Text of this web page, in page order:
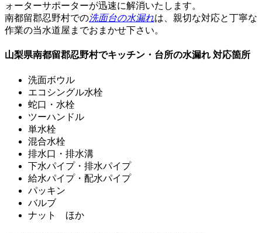
ォーターサポーターが迅速に解消いたします。
南都留郡忍野村での洗面台の水漏れは、 親切な対応と丁寧な
作業の当水道屋までおまかせ下さい。
山梨県南都留郡忍野村でキッチン・台所の水漏れ 対応箇所
洗面ボウル
エコシングル水栓
蛇口・水栓
ツーハンドル
単水栓
混合水栓
排水口・排水溝
下水パイプ・排水パイプ
給水パイプ・配水パイプ
パッキン
バルブ
ナット ほか